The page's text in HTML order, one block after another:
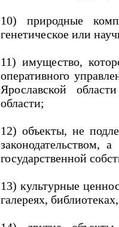
10) природные
генетическое или
11) имущество,
оперативного
Ярославской
области;
12) объекты, не
законодательством,
государственной
13) культурные
галереях,